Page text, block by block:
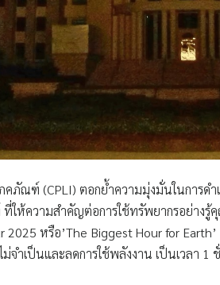
คภัณฑ์ (CPLI) ตอกย้ำความมุ่งมั่นในการด
ให้ความสำคัญต่อการใช้ทรัพยากรอย่างรู้
2025 หรือ’The Biggest Hour for
จำเป็นและลดการใช้พลังงาน เป็นเวลา